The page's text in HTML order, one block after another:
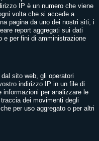
IP è un numero che viene
volta che si accede a
pagina da uno dei nostri siti, i
report aggregati sui dati
e per fini di amministrazione
sito web, gli operatori
indirizzo IP in un file di
informazioni per analizzare le
dei movimenti degli
per uso aggregato o per altri